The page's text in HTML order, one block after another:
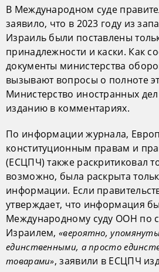
В Международном суде
заявило, что в 2023 году из
Израиль были поставлены
принадлежности и каски. Как
документы министерства
вызывают вопросы о полноте
Министерство иностранных
изданию в комментариях.
По информации журнала,
конституционным правам и
(ЕСЦПЧ) также раскритиковал
возможно, была раскрыта
информации. Если
утверждает, что информация
Международному суду ООН по
Израилем, «вероятно,
единственными, а просто
товарами», заявили в ЕСЦПЧ